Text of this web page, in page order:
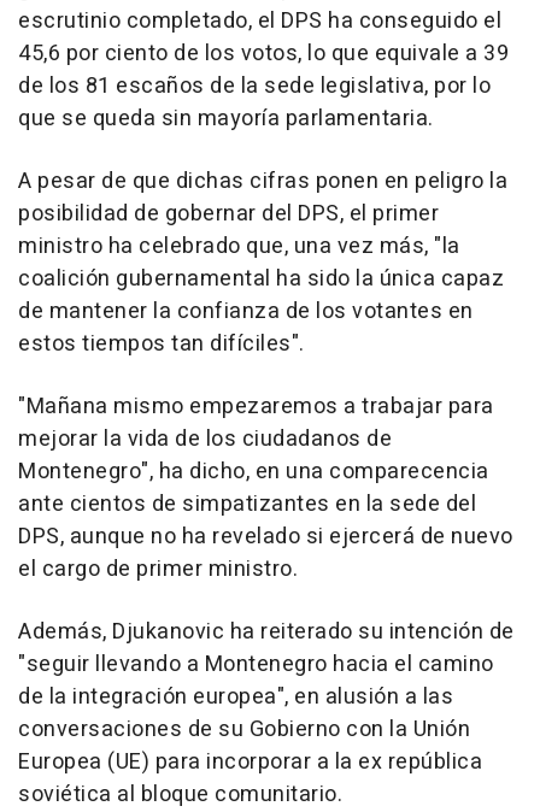
escrutinio completado, el DPS ha conseguido el
45,6 por ciento de los votos, lo que equivale a 39
de los 81 escaños de la sede legislativa, por lo
que se queda sin mayoría parlamentaria.
A pesar de que dichas cifras ponen en peligro la
posibilidad de gobernar del DPS, el primer
ministro ha celebrado que, una vez más, "la
coalición gubernamental ha sido la única capaz
de mantener la confianza de los votantes en
estos tiempos tan difíciles".
"Mañana mismo empezaremos a trabajar para
mejorar la vida de los ciudadanos de
Montenegro", ha dicho, en una comparecencia
ante cientos de simpatizantes en la sede del
DPS, aunque no ha revelado si ejercerá de nuevo
el cargo de primer ministro.
Además, Djukanovic ha reiterado su intención de
"seguir llevando a Montenegro hacia el camino
de la integración europea", en alusión a las
conversaciones de su Gobierno con la Unión
Europea (UE) para incorporar a la ex república
soviética al bloque comunitario.